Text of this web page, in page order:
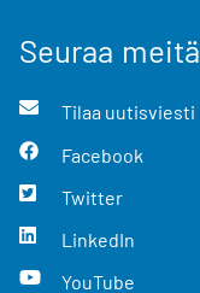
Seuraa meitä
Tilaa uutisviesti
Facebook
Twitter
LinkedIn
YouTube